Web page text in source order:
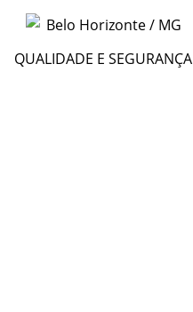
Belo Horizonte / MG
QUALIDADE E SEGURANÇA